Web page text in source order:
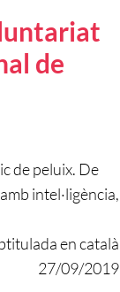
de peluix. De
intel·ligència,
en català
27/09/2019
de